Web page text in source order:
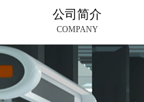
公司简介
COMPANY